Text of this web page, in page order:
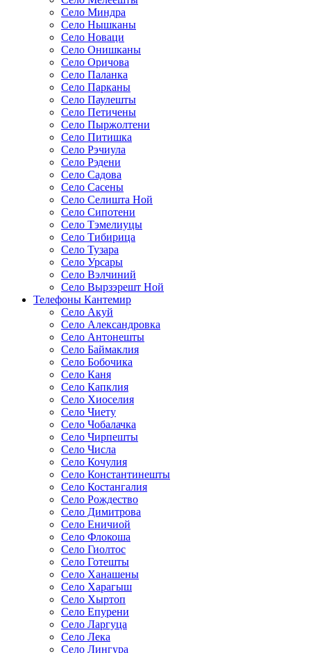
Село Миндра
Село Нышканы
Село Новаци
Село Онишканы
Село Оричова
Село Паланка
Село Парканы
Село Паулешты
Село Петичены
Село Пыржолтени
Село Питишка
Село Рэчиула
Село Рэдени
Село Садова
Село Сасены
Село Селишта Ной
Село Сипотени
Село Тэмелиуцы
Село Тибирица
Село Тузара
Село Урсары
Село Вэлчиний
Село Вырзэрешт Ной
Телефоны Кантемир
Село Акуй
Село Александровка
Село Антонешты
Село Баймаклия
Село Бобочика
Село Каня
Село Капклия
Село Хиоселия
Село Чиету
Село Чобалачка
Село Чирпешты
Село Числа
Село Кочулия
Село Константинешты
Село Костангалия
Село Рождество
Село Димитрова
Село Еничиой
Село Флокоша
Село Гиолтос
Село Готешты
Село Ханашены
Село Харагыш
Село Хыртоп
Село Епурени
Село Ларгуца
Село Лека
Село Лингура